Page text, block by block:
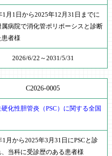
1月1日から2025年12月31日までに
属病院で消化管ポリポーシスと診断
患者様
2026/6/22～2031/5/31
C2026-0005
化性胆管炎（PSC）に関する全国
1月から2025年3月31日にPSCと診
、当科に受診歴のある患者様